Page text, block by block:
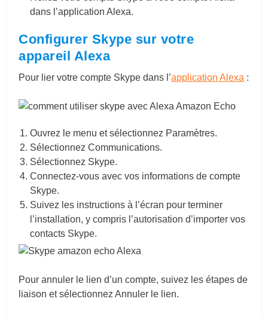
dans l’application Alexa.
Configurer Skype sur votre
appareil Alexa
Pour lier votre compte Skype dans l’application Alexa :
Ouvrez le menu et sélectionnez Paramètres.
Sélectionnez Communications.
Sélectionnez Skype.
Connectez-vous avec vos informations de compte
Skype.
Suivez les instructions à l’écran pour terminer
l’installation, y compris l’autorisation d’importer vos
contacts Skype.
Pour annuler le lien d’un compte, suivez les étapes de
liaison et sélectionnez Annuler le lien.